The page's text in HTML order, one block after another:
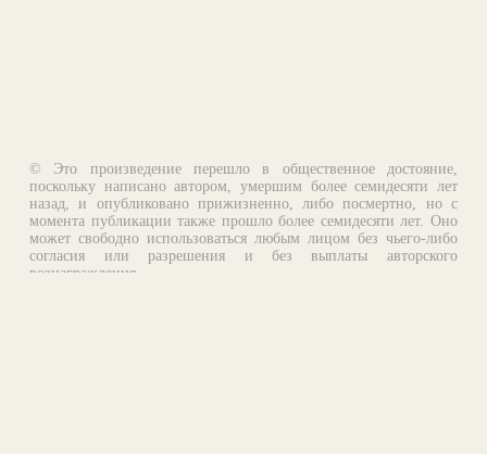
© Это произведение перешло в общественное достояние,
поскольку написано автором, умершим более семидесяти лет
назад, и опубликовано прижизненно, либо посмертно, но с
момента публикации также прошло более семидесяти лет. Оно
может свободно использоваться любым лицом без чьего-либо
согласия или разрешения и без выплаты авторского
вознаграждения.